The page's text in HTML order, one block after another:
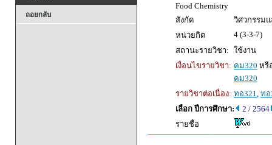
ถอยกลับ
Food Chemistry
สังกัด
วิศวกรรม
หน่วยกิต
4 (3-3-7)
สถานะรายวิชา: ใช้งาน
เงื่อนไขรายวิชา: คม320 หรื
คม320
รายวิชาต่อเนื่อง: ทอ321, ทอ
เลือก ปีการศึกษา:
2 / 2564
รายชื่อ